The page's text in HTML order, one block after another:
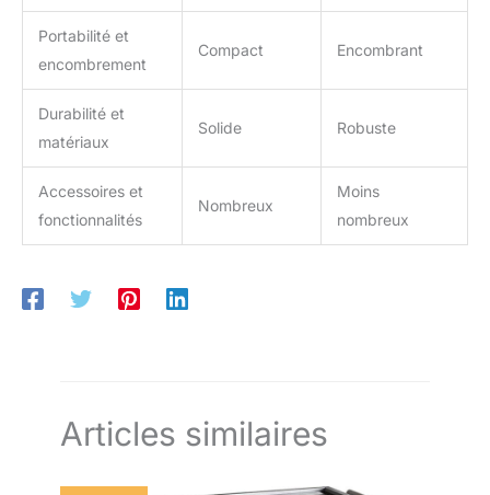
Portabilité et
encombrement
Compact Encombrant
Durabilité et
matériaux
Solide Robuste
Accessoires et
fonctionnalités
Nombreux
Moins
nombreux
Articles similaires